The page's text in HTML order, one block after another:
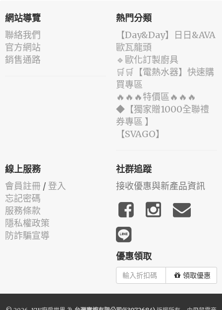
網站導覽
聯絡我們
官方網站
銷售通路
熱門分類
️【Day&Day】️日日&AVA
歐瓦龍頭
🔹歐化訂製廚具
🛒🛒【電熱水器】快速購
買專區
🔥🔥🔥特價區🔥🔥🔥
◆【獨家贈1000全聯禮
券專區 】
️【SVAGO】️
線上服務
會員註冊 / 登入
忘記密碼
服務條款
隱私權政策
防詐騙宣導
社群追蹤
接收優惠與新產品資訊
優惠領取
領取優惠